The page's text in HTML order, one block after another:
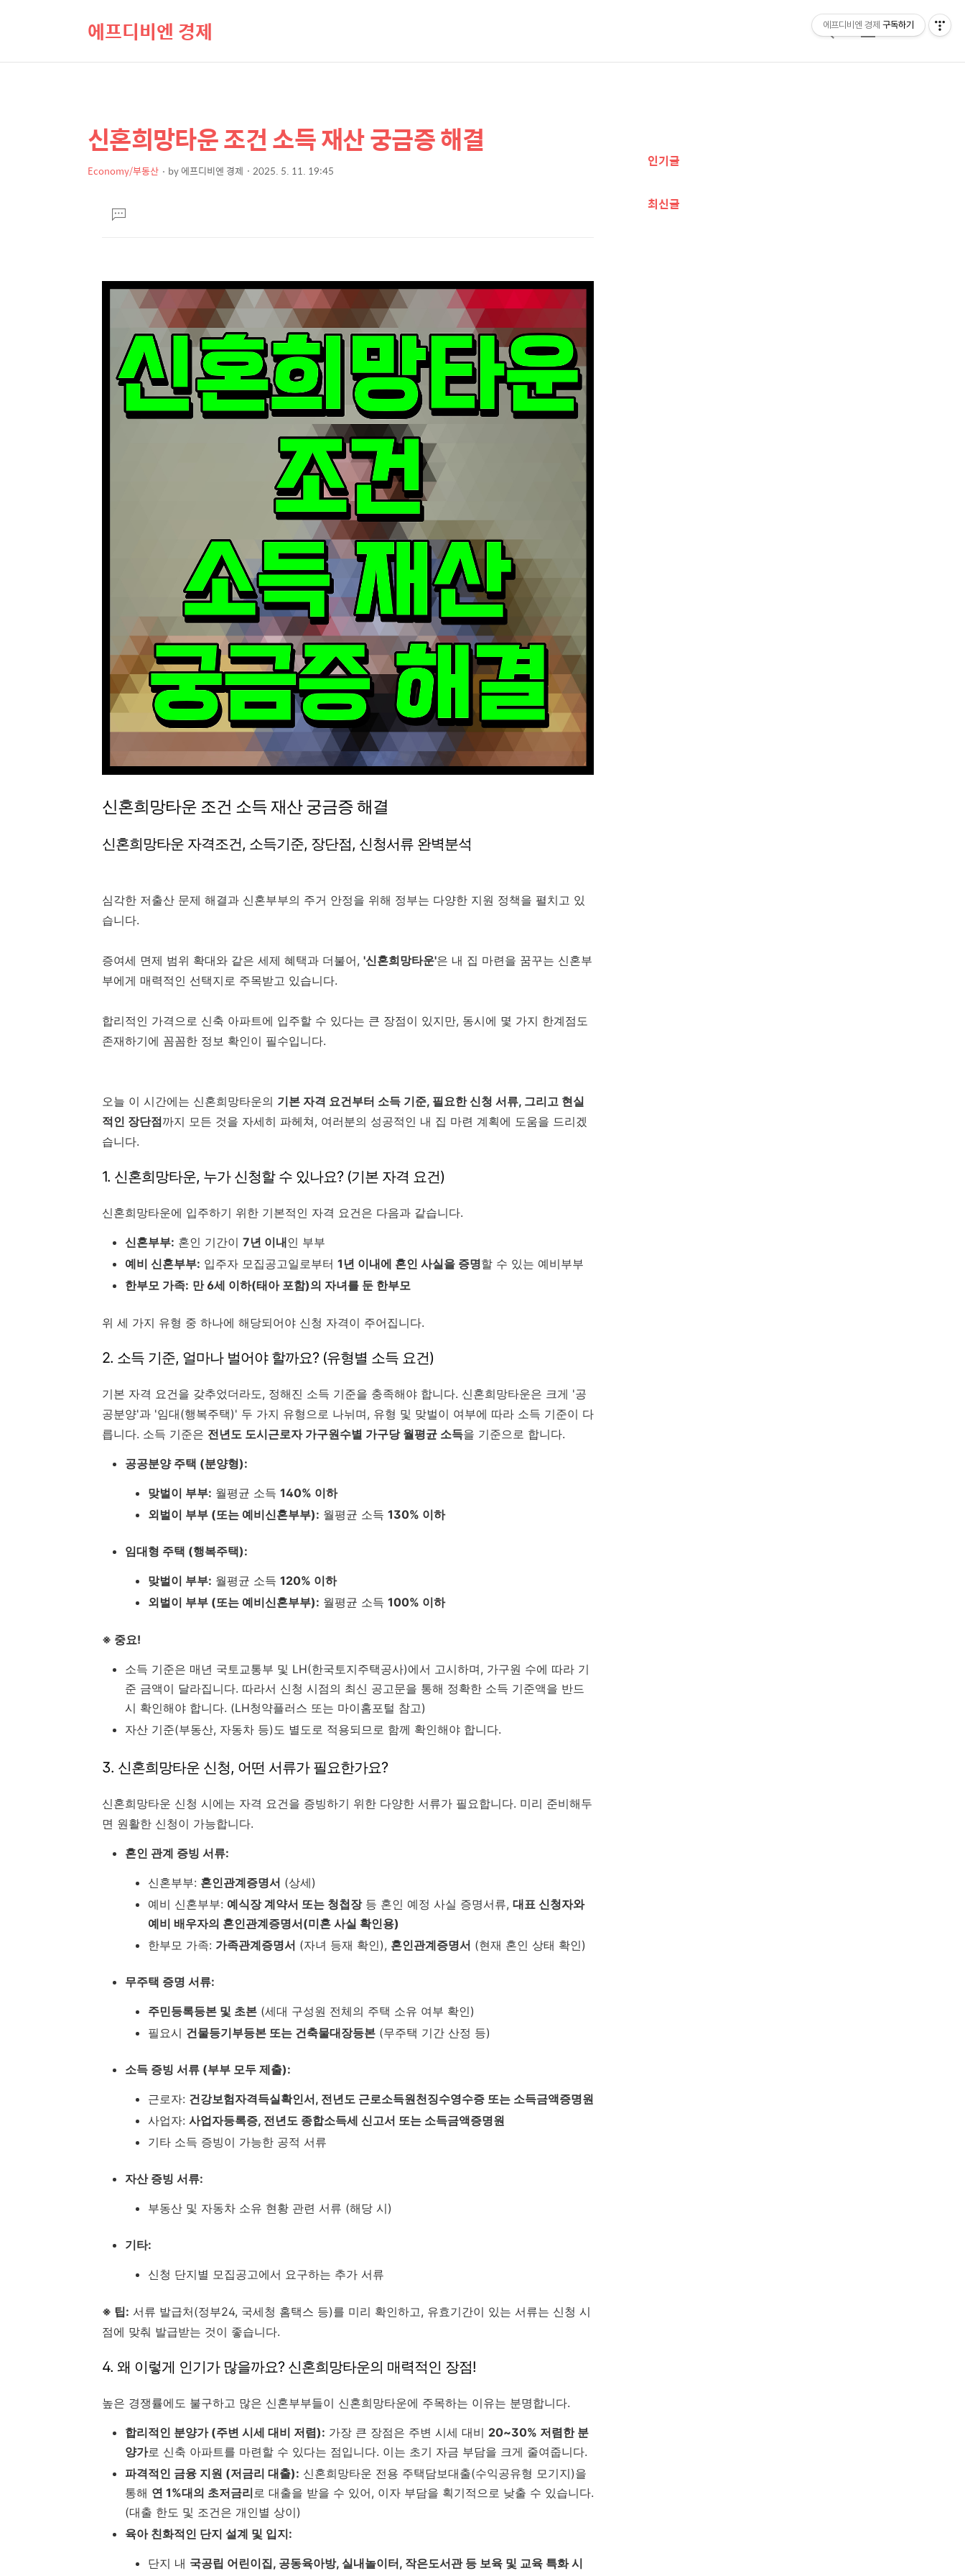
에프디비엔 경제
검
메
상
세
컨
본
문
제
신혼희망타운 조건 소득 재산 궁금증 해결
Economy/부동산 by에프디비엔 경제 2025. 5. 11. 19:45
댓
글
신혼희망타운 조건 소득 재산 궁금증 해결
신혼희망타운 자격조건, 소득기준, 장단점, 신청서류 완벽분석
심각한 저출산 문제 해결과 신혼부부의 주거 안정을 위해 정부는 다양한 지원 정책을 펼치고 있
습니다.
증여세 면제 범위 확대와 같은 세제 혜택과 더불어, '신혼희망타운'은 내 집 마련을 꿈꾸는 신혼부
부에게 매력적인 선택지로 주목받고 있습니다.
합리적인 가격으로 신축 아파트에 입주할 수 있다는 큰 장점이 있지만, 동시에 몇 가지 한계점도
존재하기에 꼼꼼한 정보 확인이 필수입니다.
오늘 이 시간에는 신혼희망타운의 기본 자격 요건부터 소득 기준, 필요한 신청 서류, 그리고 현실
적인 장단점까지 모든 것을 자세히 파헤쳐, 여러분의 성공적인 내 집 마련 계획에 도움을 드리겠
습니다.
1. 신혼희망타운, 누가 신청할 수 있나요? (기본 자격 요건)
신혼희망타운에 입주하기 위한 기본적인 자격 요건은 다음과 같습니다.
신혼부부: 혼인 기간이 7년 이내인 부부
예비 신혼부부: 입주자 모집공고일로부터 1년 이내에 혼인 사실을 증명할 수 있는 예비부부
한부모 가족: 만 6세 이하(태아 포함)의 자녀를 둔 한부모
위 세 가지 유형 중 하나에 해당되어야 신청 자격이 주어집니다.
2. 소득 기준, 얼마나 벌어야 할까요? (유형별 소득 요건)
기본 자격 요건을 갖추었더라도, 정해진 소득 기준을 충족해야 합니다. 신혼희망타운은 크게 '공
공분양'과 '임대(행복주택)' 두 가지 유형으로 나뉘며, 유형 및 맞벌이 여부에 따라 소득 기준이 다
릅니다. 소득 기준은 전년도 도시근로자 가구원수별 가구당 월평균 소득을 기준으로 합니다.
공공분양 주택 (분양형):
맞벌이 부부: 월평균 소득 140% 이하
외벌이 부부 (또는 예비신혼부부): 월평균 소득 130% 이하
임대형 주택 (행복주택):
맞벌이 부부: 월평균 소득 120% 이하
외벌이 부부 (또는 예비신혼부부): 월평균 소득 100% 이하
※ 중요!
소득 기준은 매년 국토교통부 및 LH(한국토지주택공사)에서 고시하며, 가구원 수에 따라 기
준 금액이 달라집니다. 따라서 신청 시점의 최신 공고문을 통해 정확한 소득 기준액을 반드
시 확인해야 합니다. (LH청약플러스 또는 마이홈포털 참고)
자산 기준(부동산, 자동차 등)도 별도로 적용되므로 함께 확인해야 합니다.
3. 신혼희망타운 신청, 어떤 서류가 필요한가요?
신혼희망타운 신청 시에는 자격 요건을 증빙하기 위한 다양한 서류가 필요합니다. 미리 준비해두
면 원활한 신청이 가능합니다.
혼인 관계 증빙 서류:
신혼부부: 혼인관계증명서 (상세)
예비 신혼부부: 예식장 계약서 또는 청첩장등 혼인 예정 사실 증명서류, 대표 신청자와
예비 배우자의 혼인관계증명서(미혼 사실 확인용)
한부모 가족: 가족관계증명서 (자녀 등재 확인), 혼인관계증명서 (현재 혼인 상태 확인)
무주택 증명 서류:
주민등록등본 및 초본 (세대 구성원 전체의 주택 소유 여부 확인)
필요시 건물등기부등본 또는 건축물대장등본 (무주택 기간 산정 등)
소득 증빙 서류 (부부 모두 제출):
근로자: 건강보험자격득실확인서, 전년도 근로소득원천징수영수증 또는 소득금액증명원
사업자: 사업자등록증, 전년도 종합소득세 신고서 또는 소득금액증명원
기타 소득 증빙이 가능한 공적 서류
자산 증빙 서류:
부동산 및 자동차 소유 현황 관련 서류 (해당 시)
기타:
신청 단지별 모집공고에서 요구하는 추가 서류
※ 팁: 서류 발급처(정부24, 국세청 홈택스 등)를 미리 확인하고, 유효기간이 있는 서류는 신청 시
점에 맞춰 발급받는 것이 좋습니다.
4. 왜 이렇게 인기가 많을까요? 신혼희망타운의 매력적인 장점!
높은 경쟁률에도 불구하고 많은 신혼부부들이 신혼희망타운에 주목하는 이유는 분명합니다.
합리적인 분양가 (주변 시세 대비 저렴): 가장 큰 장점은 주변 시세 대비 20~30% 저렴한 분
양가로 신축 아파트를 마련할 수 있다는 점입니다. 이는 초기 자금 부담을 크게 줄여줍니다.
파격적인 금융 지원 (저금리 대출): 신혼희망타운 전용 주택담보대출(수익공유형 모기지)을
통해 연 1%대의 초저금리로 대출을 받을 수 있어, 이자 부담을 획기적으로 낮출 수 있습니다.
(대출 한도 및 조건은 개인별 상이)
육아 친화적인 단지 설계 및 입지:
단지 내 국공립 어린이집, 공동육아방, 실내놀이터, 작은도서관 등 보육 및 교육 특화 시
가
보
인기글
최신글
에프디비엔 경제 구독하기